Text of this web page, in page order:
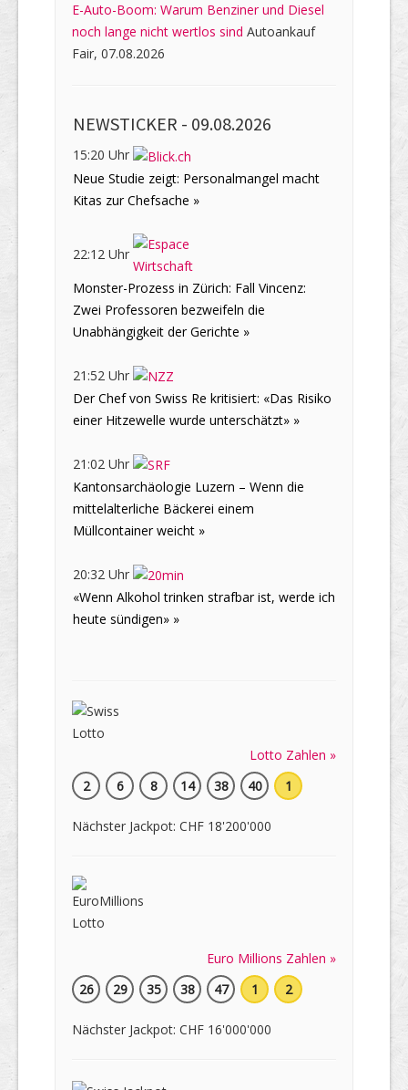
E-Auto-Boom: Warum Benziner und Diesel
noch lange nicht wertlos sind Autoankauf
Fair, 07.08.2026
NEWSTICKER - 09.08.2026
15:20 Uhr
Neue Studie zeigt: Personalmangel macht
Kitas zur Chefsache »
22:12 Uhr
Monster-Prozess in Zürich: Fall Vincenz:
Zwei Professoren bezweifeln die
Unabhängigkeit der Gerichte »
21:52 Uhr
Der Chef von Swiss Re kritisiert: «Das Risiko
einer Hitzewelle wurde unterschätzt» »
21:02 Uhr
Kantonsarchäologie Luzern – Wenn die
mittelalterliche Bäckerei einem
Müllcontainer weicht »
20:32 Uhr
«Wenn Alkohol trinken strafbar ist, werde ich
heute sündigen» »
Lotto Zahlen »
2
6 8 14 38 40 1
Nächster Jackpot: CHF 18'200'000
Euro Millions Zahlen »
26
29 35 38 47 1 2
Nächster Jackpot: CHF 16'000'000